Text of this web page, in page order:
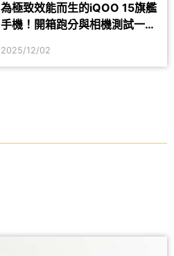
為極致效能而生的iQOO 15旗艦
手機！開箱跑分與相機測試一次
2025/12/02